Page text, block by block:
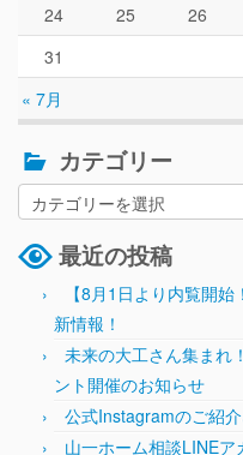
« 7月
24
25 26
31
カテゴリー
最近の投稿
【8月1日より内覧開
新情報！
未来の大工さん集まれ
ント開催のお知らせ
公式Instagramのご紹
山一ホーム相談LINE